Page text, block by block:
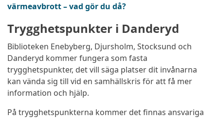
värmeavbrott – vad gör du då?
Trygghetspunkter i Danderyd
Biblioteken Enebyberg, Djursholm, Stocksund och
Danderyd kommer fungera som fasta
trygghetspunkter, det vill säga platser dit invånarna
kan vända sig till vid en samhällskris för att få mer
information och hjälp.
På trygghetspunkterna kommer det finnas ansvariga